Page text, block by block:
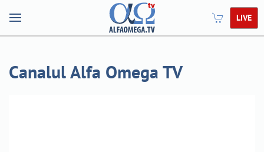
LIVE
Canalul Alfa Omega TV